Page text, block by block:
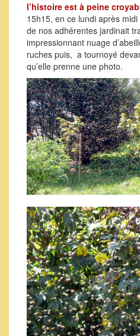
l’histoire est à peine
15h15, en ce lundi après
de nos adhérentes jardinait
impressionnant nuage
ruches puis, a tournoyé
qu’elle prenne une photo.